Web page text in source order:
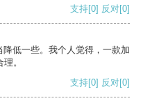
支持[0] 反对[0]
低一些。我个人觉得，一款加
。
支持[0] 反对[0]